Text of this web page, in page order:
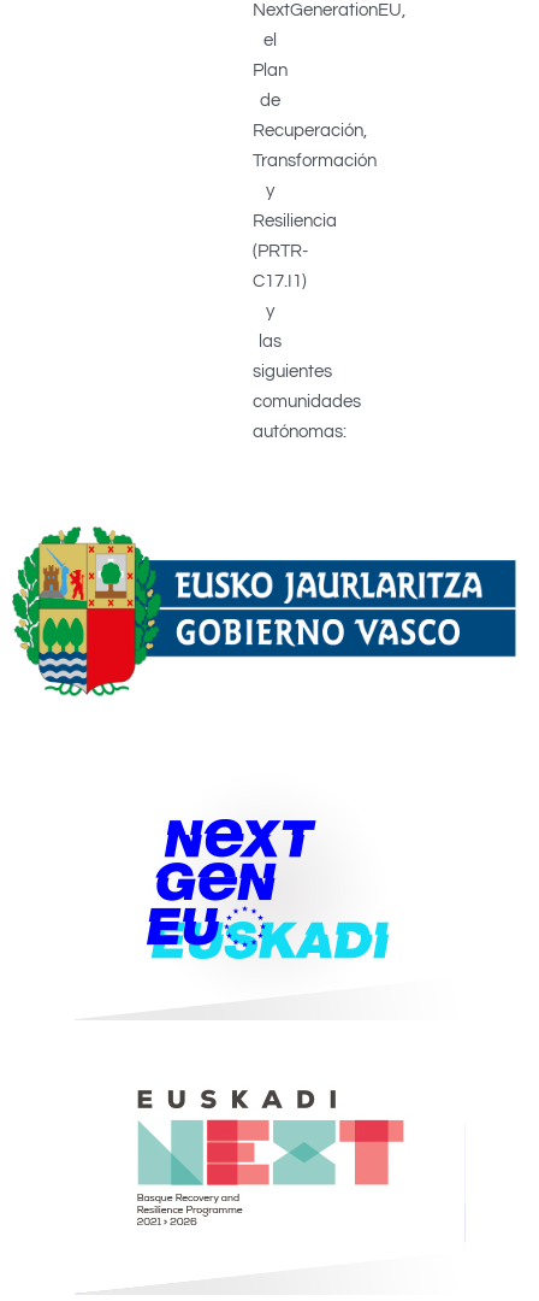
NextGenerationEU,
el
Plan
de
Recuperación,
Transformación
y
Resiliencia
(PRTR-
C17.I1)
y
las
siguientes
comunidades
autónomas: